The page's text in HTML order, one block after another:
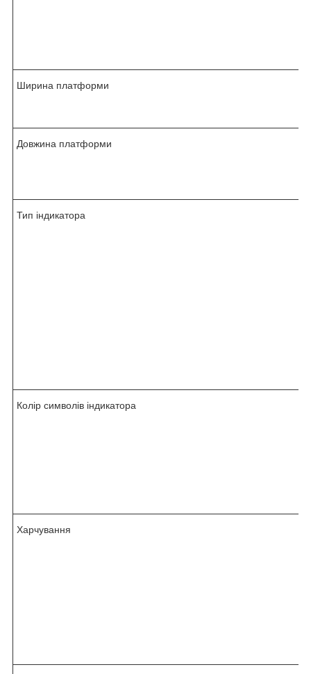
Ширина платформи
Довжина платформи
Тип індикатора
Колір символів індикатора
Харчування